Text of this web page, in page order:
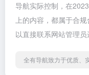
导航实际控制，在
上的内容，都属于合
以直接联系网站管理员
全有导航致力于优质、